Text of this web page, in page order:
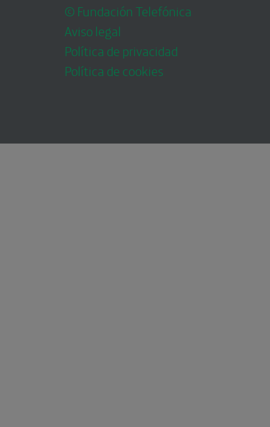
© Fundación Telefónica
Aviso legal
Política de privacidad
Política de cookies